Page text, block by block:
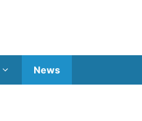
News